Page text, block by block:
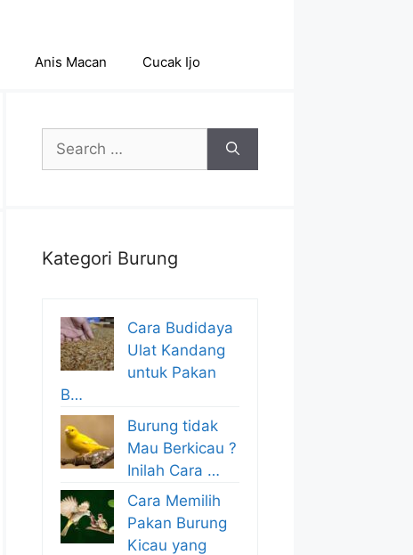
Anis Macan Cucak Ijo
Search
for:
Kategori Burung
Cara Budidaya
Ulat Kandang
untuk Pakan
B…
Burung tidak
Mau Berkicau ?
Inilah Cara …
Cara Memilih
Pakan Burung
Kicau yang